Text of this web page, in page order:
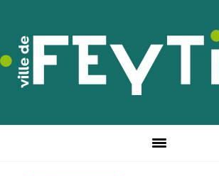
navigation
principale
contenu
principal
pied
de
page